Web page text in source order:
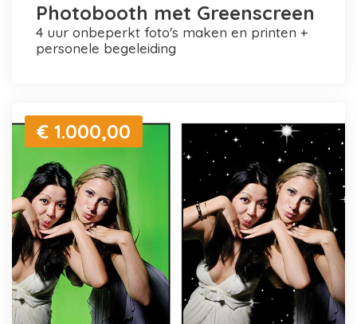
Photobooth met Greenscreen
4 uur onbeperkt foto's maken en printen +
personele begeleiding
€ 1.000,00